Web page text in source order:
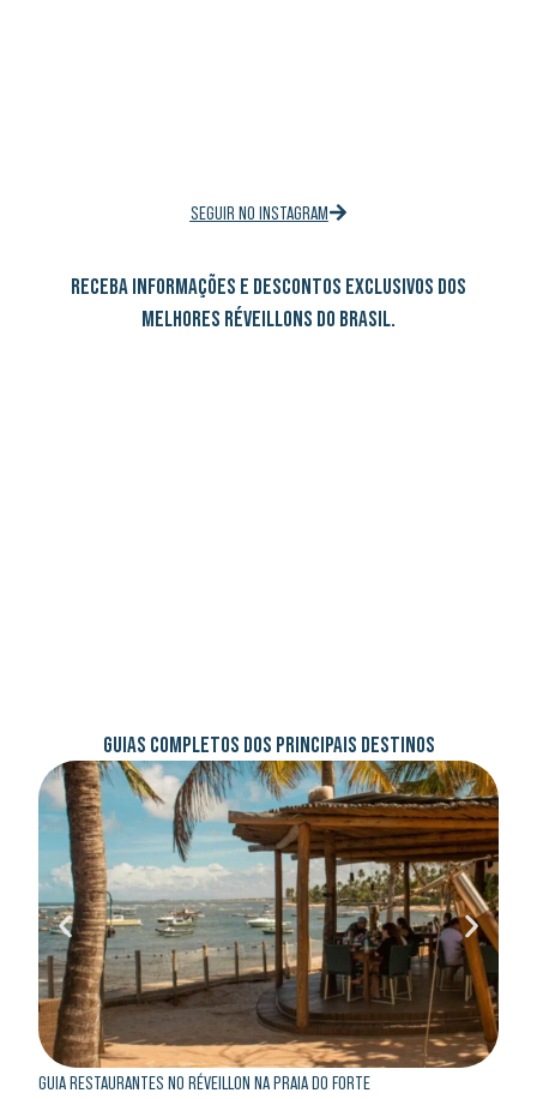
SEGUIR NO INSTAGRAM
RECEBA INFORMAÇÕES E DESCONTOS EXCLUSIVOS DOS
MELHORES RÉVEILLONS DO BRASIL.
GUIAS COMPLETOS DOS PRINCIPAIS DESTINOS
GUIA RESTAURANTES NO RÉVEILLON NA PRAIA DO FORTE